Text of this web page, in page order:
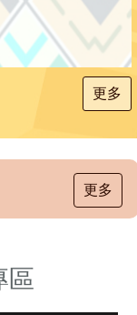
更多
更多
區